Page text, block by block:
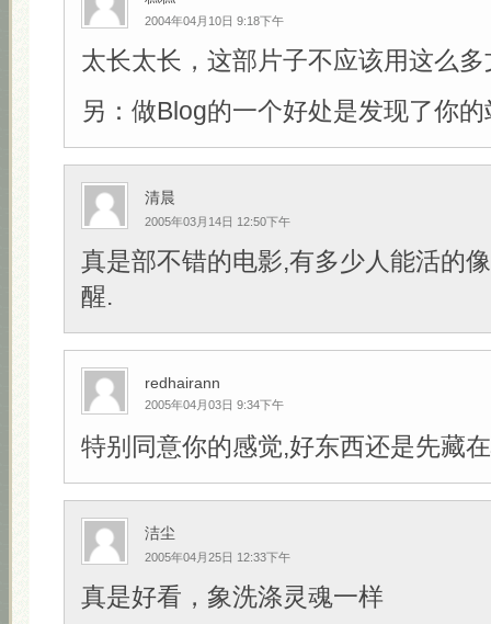
2004年04月10日 9:18下午
太长太长，这部片子不应该用这么
另：做Blog的一个好处是发现了你的
清晨
2005年03月14日 12:50下午
真是部不错的电影,有多少人能活的
醒.
redhairann
2005年04月03日 9:34下午
特别同意你的感觉,好东西还是先藏
洁尘
2005年04月25日 12:33下午
真是好看，象洗涤灵魂一样